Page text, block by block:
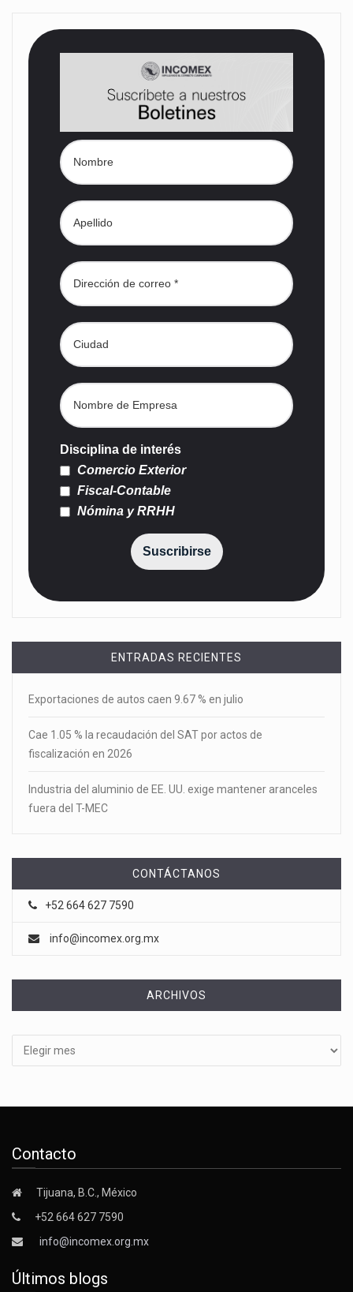
Disciplina de interés
Comercio Exterior
Fiscal-Contable
Nómina y RRHH
Suscribirse
ENTRADAS RECIENTES
Exportaciones de autos caen 9.67 % en julio
Cae 1.05 % la recaudación del SAT por actos de
fiscalización en 2026
Industria del aluminio de EE. UU. exige mantener aranceles
fuera del T-MEC
CONTÁCTANOS
+52 664 627 7590
info@incomex.org.mx
ARCHIVOS
Contacto
Tijuana, B.C., México
+52 664 627 7590
info@incomex.org.mx
Últimos blogs